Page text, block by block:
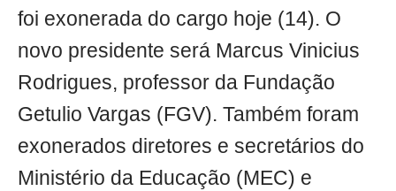
foi exonerada do cargo hoje (14). O
novo presidente será Marcus Vinicius
Rodrigues, professor da Fundação
Getulio Vargas (FGV). Também foram
exonerados diretores e secretários do
Ministério da Educação (MEC) e